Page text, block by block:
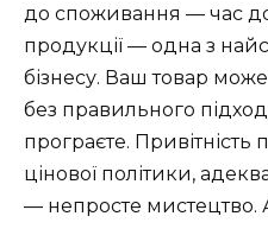
до споживання — час до
продукції — одна з
бізнесу. Ваш товар
без правильного
програєте. Привітність
цінової політики,
— непросте мистецтво.